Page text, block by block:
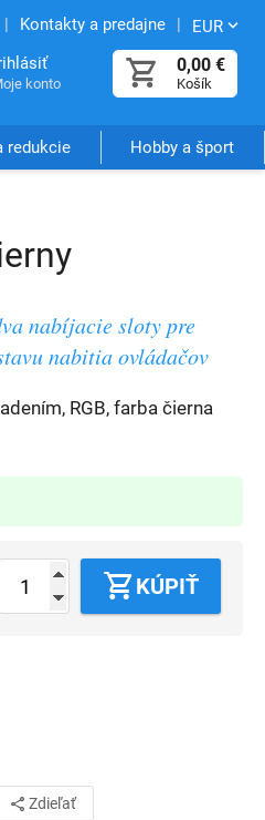
Kontakty a predajne EUR
0,00 €
Košík
konto
redukcie Hobby a šport
nabíjacie sloty pre
nabitia ovládačov
RGB, farba čierna
KÚPIŤ
Zdieľať